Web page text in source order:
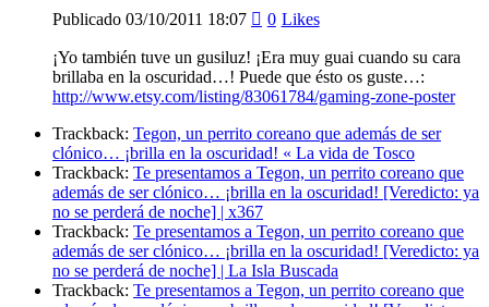
Publicado 03/10/2011 18:07 0 Likes
¡Yo también tuve un gusiluz! ¡Era muy guai cuando su cara
brillaba en la oscuridad…! Puede que ésto os guste…:
http://www.etsy.com/listing/83061784/gaming-zone-poster
Trackback: Tegon, un perrito coreano que además de ser
clónico… ¡brilla en la oscuridad! « La vida de Tosco
Trackback: Te presentamos a Tegon, un perrito coreano que
además de ser clónico… ¡brilla en la oscuridad! [Veredicto: ya
no se perderá de noche] | x367
Trackback: Te presentamos a Tegon, un perrito coreano que
además de ser clónico… ¡brilla en la oscuridad! [Veredicto: ya
no se perderá de noche] | La Isla Buscada
Trackback: Te presentamos a Tegon, un perrito coreano que